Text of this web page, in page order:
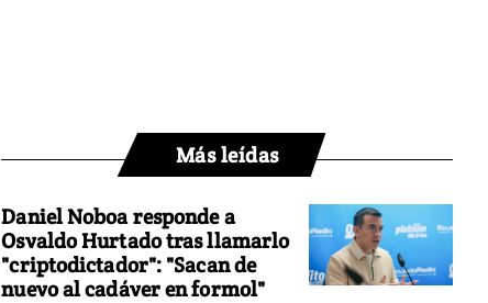
Más leídas
Daniel Noboa responde a
Osvaldo Hurtado tras llamarlo
"criptodictador": "Sacan de
nuevo al cadáver en formol"